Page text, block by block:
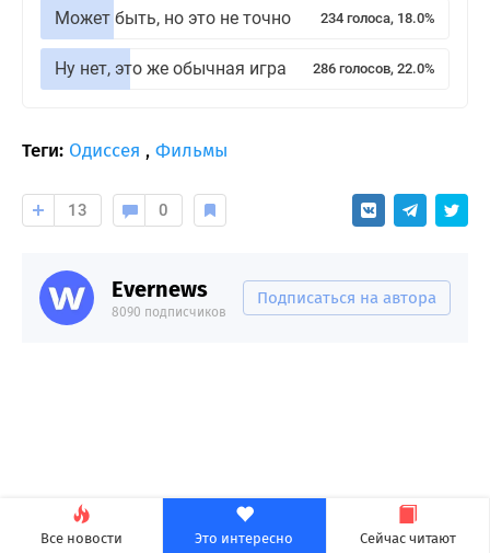
Все новости Это интересно Сейчас читают
Может быть, но это не точно 234 голоса, 18.0%
Ну нет, это же обычная игра 286 голосов, 22.0%
Теги: Одиссея , Фильмы
13 0
Evernews
8090 подписчиков
Подписаться на автора